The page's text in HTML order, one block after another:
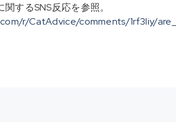
するSNS反応を参照。
r/CatAdvice/comments/1rf3liy/